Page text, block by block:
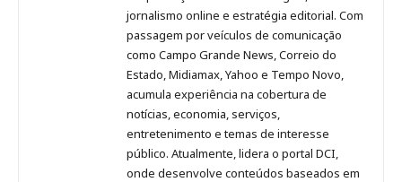
Pinterest
LinkedInInstagram
FacebookMalagolini
jornalismo online e estratégia editorial. Com
passagem por veículos de comunicação
como Campo Grande News, Correio do
Estado, Midiamax, Yahoo e Tempo Novo,
acumula experiência na cobertura de
notícias, economia, serviços,
entretenimento e temas de interesse
público. Atualmente, lidera o portal DCI,
onde desenvolve conteúdos baseados em